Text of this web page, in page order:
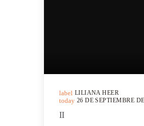
label LILIANA HEER
today 26 DE SEPTIEMBRE
II